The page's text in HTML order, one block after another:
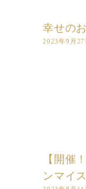
幸せの
2023年9月27
【開催
ンマイ